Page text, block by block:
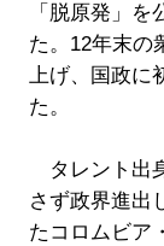
「脱原発」
た。12年末
上げ、国政に
た。
タレント出
さず政界進出
たコロムビア